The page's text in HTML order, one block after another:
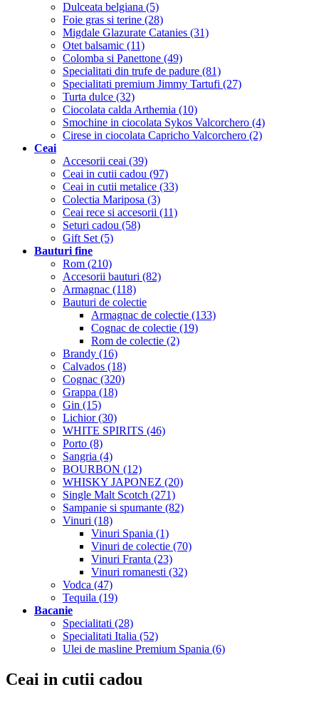
Dulceata belgiana (5)
Foie gras si terine (28)
Migdale Glazurate Catanies (31)
Otet balsamic (11)
Colomba si Panettone (49)
Specialitati din trufe de padure (81)
Specialitati premium Jimmy Tartufi (27)
Turta dulce (32)
Ciocolata calda Arthemia (10)
Smochine in ciocolata Sykos Valcorchero (4)
Cirese in ciocolata Capricho Valcorchero (2)
Ceai
Accesorii ceai (39)
Ceai in cutii cadou (97)
Ceai in cutii metalice (33)
Colectia Mariposa (3)
Ceai rece si accesorii (11)
Seturi cadou (58)
Gift Set (5)
Bauturi fine
Rom (210)
Accesorii bauturi (82)
Armagnac (118)
Bauturi de colectie
Armagnac de colectie (133)
Cognac de colectie (19)
Rom de colectie (2)
Brandy (16)
Calvados (18)
Cognac (320)
Grappa (18)
Gin (15)
Lichior (30)
WHITE SPIRITS (46)
Porto (8)
Sangria (4)
BOURBON (12)
WHISKY JAPONEZ (20)
Single Malt Scotch (271)
Sampanie si spumante (82)
Vinuri (18)
Vinuri Spania (1)
Vinuri de colectie (70)
Vinuri Franta (23)
Vinuri romanesti (32)
Vodca (47)
Tequila (19)
Bacanie
Specialitati (28)
Specialitati Italia (52)
Ulei de masline Premium Spania (6)
Ceai in cutii cadou